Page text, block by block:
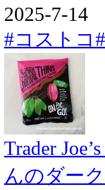
2025-7-14
#コストコ
Trader
んのダー